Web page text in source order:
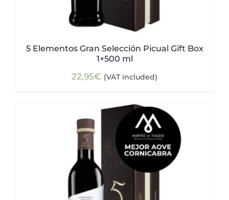
5 Elementos Gran Selección Picual Gift Box
1×500 ml
22,95€ (VAT included)